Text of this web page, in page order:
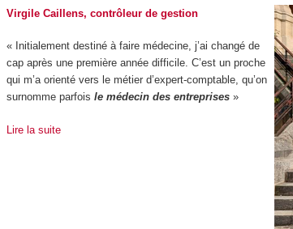
Virgile Caillens, contrôleur de gestion
« Initialement destiné à faire médecine, j’ai changé de
cap après une première année difficile. C’est un proche
qui m’a orienté vers le métier d’expert-comptable, qu’on
surnomme parfois le médecin des entreprises »
Lire la suite